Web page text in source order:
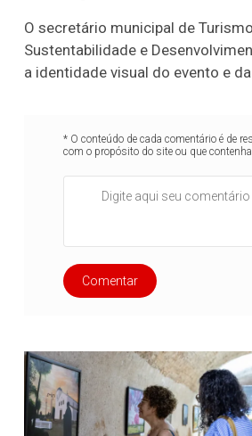
O secretário municipal de
Sustentabilidade e
a identidade visual do evento e
* O conteúdo de cada comentário é de
com o propósito do site ou que
Comentar